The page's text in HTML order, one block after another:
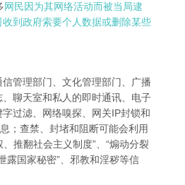
网民因为其网络活动而被当局逮
收到政府索要个人数据或删除某些
管理部门、文化管理部门、广播
聊天室和私人的即时通讯、电子
过滤、网络嗅探、网关IP封锁和
；查禁、封堵和阻断可能会利用
推翻社会主义制度”、“煽动分裂
露国家秘密”、邪教和淫秽等信